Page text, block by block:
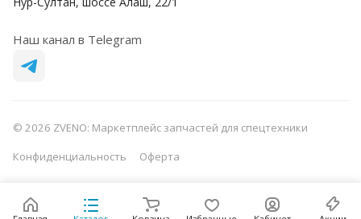
Наш канал в Telegram
© 2026 ZVENO: Маркетплейс запчастей для спецтехники
Конфиденциальность
Оферта